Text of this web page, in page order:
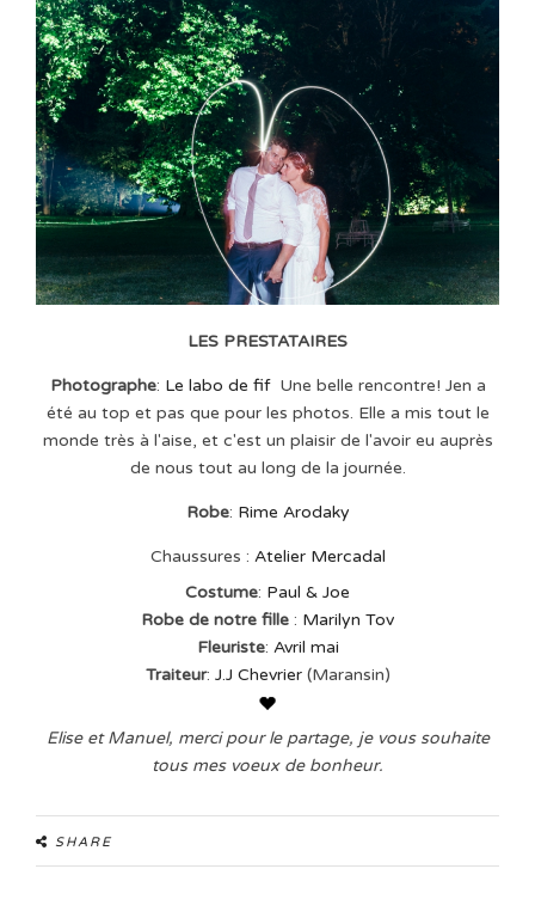
LES PRESTATAIRES
Photographe: Le labo de fifUne belle rencontre! Jen a
été au top et pas que pour les photos. Elle a mis tout le
monde très à l'aise, et c'est un plaisir de l'avoir eu auprès
de nous tout au long de la journée.
Robe: Rime Arodaky
Chaussures : Atelier Mercadal
Costume: Paul & Joe
Robe de notre fille : Marilyn Tov
Fleuriste: Avril mai
Traiteur: J.J Chevrier (Maransin)
Elise et Manuel, merci pour le partage, je vous souhaite
tous mes voeux de bonheur.
SHARE